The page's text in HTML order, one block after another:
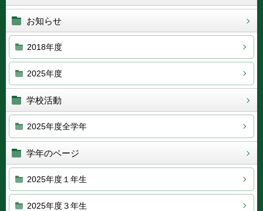
お知らせ
2018年度
2025年度
学校活動
2025年度全学年
学年のページ
2025年度１年生
2025年度３年生